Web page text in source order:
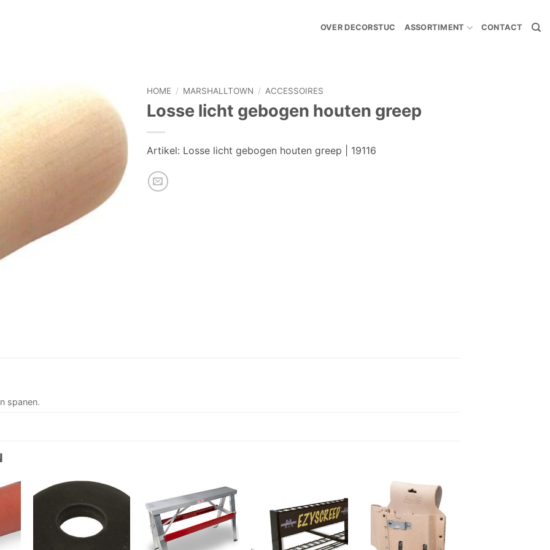
OVER DECORSTUC ASSORTIMENT CONTACT
HOME / MARSHALLTOWN / ACCESSOIRES
Losse licht gebogen houten greep
Artikel: Losse licht gebogen houten greep | 19116
spanen.